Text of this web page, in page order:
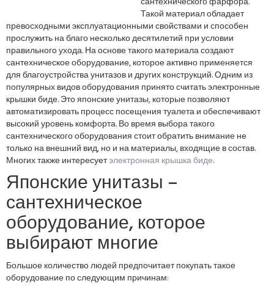
Такой материал обладает
превосходными эксплуатационными свойствами и способен
прослужить на благо несколько десятилетий при условии
правильного ухода. На основе такого материала создают
сантехническое оборудование, которое активно применяется
для благоустройства унитазов и других конструкций. Одним из
популярных видов оборудования принято считать электронные
крышки биде. Это японские унитазы, которые позволяют
автоматизировать процесс посещения туалета и обеспечивают
высокий уровень комфорта. Во время выбора такого
сантехнического оборудования стоит обратить внимание не
только на внешний вид, но и на материалы, входящие в состав.
Многих также интересуетэлектронная крышка биде.
Японские унитазы –
сантехническое
оборудование, которое
выбирают многие
Большое количество людей предпочитает покупать такое
оборудование по следующим причинам: